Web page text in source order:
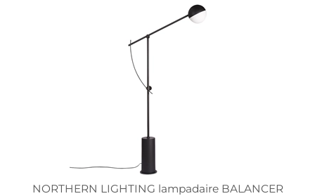
NORTHERN LIGHTING lampadaire BALANCER